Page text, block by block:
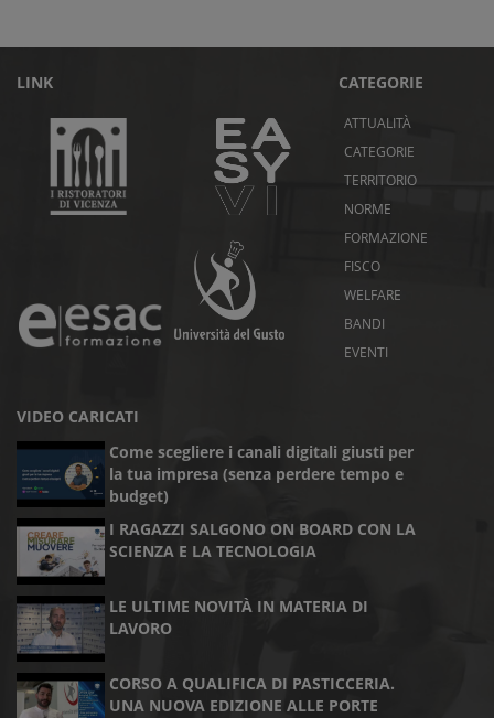
LINK CATEGORIE
ATTUALITÀ
CATEGORIE
TERRITORIO
NORME
FORMAZIONE
FISCO
WELFARE
BANDI
EVENTI
VIDEO CARICATI
Come scegliere i canali digitali giusti per
la tua impresa (senza perdere tempo e
budget)
I RAGAZZI SALGONO ON BOARD CON LA
SCIENZA E LA TECNOLOGIA
LE ULTIME NOVITÀ IN MATERIA DI
LAVORO
CORSO A QUALIFICA DI PASTICCERIA.
UNA NUOVA EDIZIONE ALLE PORTE